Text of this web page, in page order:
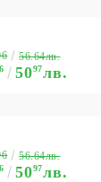
5097лв.
56.64лв.
5097лв.
56.64лв.